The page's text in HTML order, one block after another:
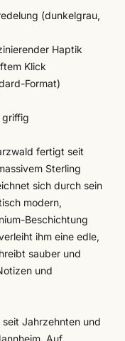
(dunkelgrau,
Haptik
Klick
Format)
griffig
fertigt seit
Sterling
sich durch sein
modern,
Beschichtung
ihm eine edle,
sauber und
und
Jahrzehnten und
Auf